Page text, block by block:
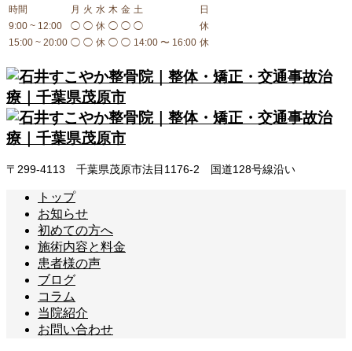
時間 月 火 水 木 金 土
日
9:00 ~ 12:00
◯ ◯ 休 ◯ ◯ ◯
休
15:00 ~ 20:00 ◯ ◯ 休 ◯ ◯ 14:00 〜 16:00 休
〒299-4113 千葉県茂原市法目1176-2 国道128号線沿い
トップ
お知らせ
初めての方へ
施術内容と料金
患者様の声
ブログ
コラム
当院紹介
お問い合わせ